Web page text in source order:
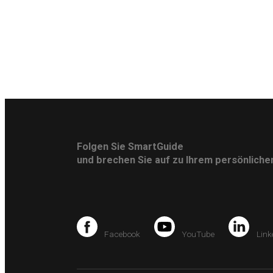
Folgen Sie SmartGuide
und brechen Sie auf zu Ihrem
Facebook YouTube